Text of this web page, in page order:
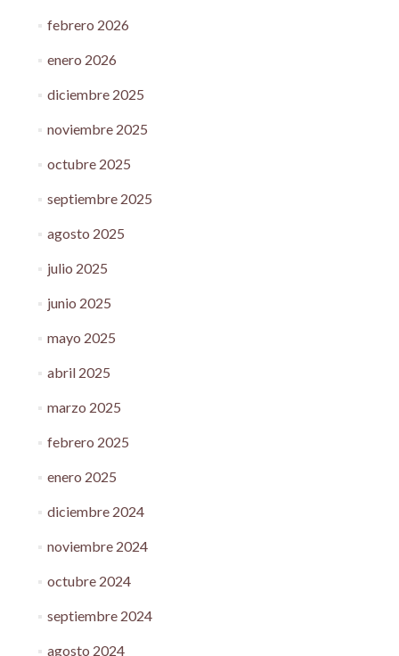
febrero 2026
enero 2026
diciembre 2025
noviembre 2025
octubre 2025
septiembre 2025
agosto 2025
julio 2025
junio 2025
mayo 2025
abril 2025
marzo 2025
febrero 2025
enero 2025
diciembre 2024
noviembre 2024
octubre 2024
septiembre 2024
agosto 2024